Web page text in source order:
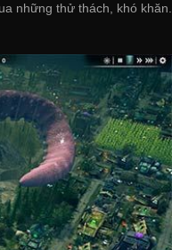
những thử thách, khó khăn.